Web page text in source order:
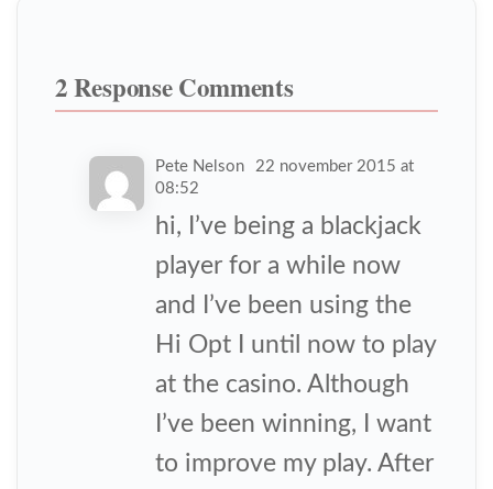
2 Response Comments
Pete Nelson
22 november 2015 at
08:52
hi, I’ve being a blackjack
player for a while now
and I’ve been using the
Hi Opt I until now to play
at the casino. Although
I’ve been winning, I want
to improve my play. After